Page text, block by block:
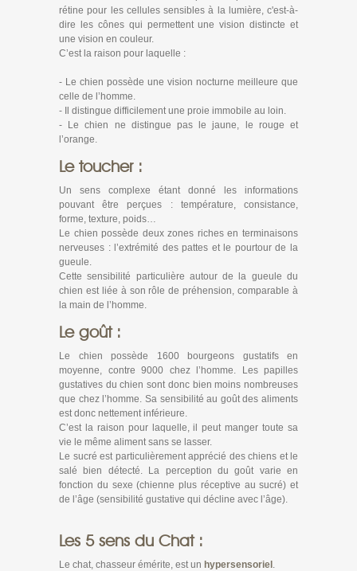
rétine pour les cellules sensibles à la lumière, c'est-à-
dire les cônes qui permettent une vision distincte et
une vision en couleur.
C’est la raison pour laquelle :
- Le chien possède une vision nocturne meilleure que
celle de l’homme.
- Il distingue difficilement une proie immobile au loin.
- Le chien ne distingue pas le jaune, le rouge et
l’orange.
Le toucher :
Un sens complexe étant donné les informations
pouvant être perçues : température, consistance,
forme, texture, poids…
Le chien possède deux zones riches en terminaisons
nerveuses : l’extrémité des pattes et le pourtour de la
gueule.
Cette sensibilité particulière autour de la gueule du
chien est liée à son rôle de préhension, comparable à
la main de l’homme.
Le goût :
Le chien possède 1600 bourgeons gustatifs en
moyenne, contre 9000 chez l’homme. Les papilles
gustatives du chien sont donc bien moins nombreuses
que chez l’homme. Sa sensibilité au goût des aliments
est donc nettement inférieure.
C’est la raison pour laquelle, il peut manger toute sa
vie le même aliment sans se lasser.
Le sucré est particulièrement apprécié des chiens et le
salé bien détecté. La perception du goût varie en
fonction du sexe (chienne plus réceptive au sucré) et
de l’âge (sensibilité gustative qui décline avec l’âge).
Les 5 sens du Chat :
Le chat, chasseur émérite, est un hypersensoriel .